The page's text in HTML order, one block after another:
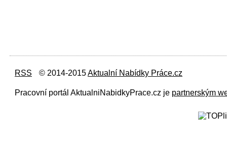
RSS © 2014-2015Aktualní Nabídky Práce.cz
Pracovní portál AktualniNabidkyPrace.cz je partnerským